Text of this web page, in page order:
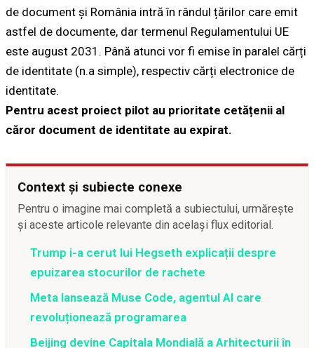
de document și România intră în rândul țărilor care emit
astfel de documente, dar termenul Regulamentului UE
este august 2031. Până atunci vor fi emise în paralel cărți
de identitate (n.a simple), respectiv cărți electronice de
identitate.
Pentru acest proiect pilot au prioritate cetățenii al
căror document de identitate au expirat.
Context și subiecte conexe
Pentru o imagine mai completă a subiectului, urmărește
și aceste articole relevante din același flux editorial.
Trump i-a cerut lui Hegseth explicații despre
epuizarea stocurilor de rachete
Meta lansează Muse Code, agentul AI care
revoluționează programarea
Beijing devine Capitala Mondială a Arhitecturii în